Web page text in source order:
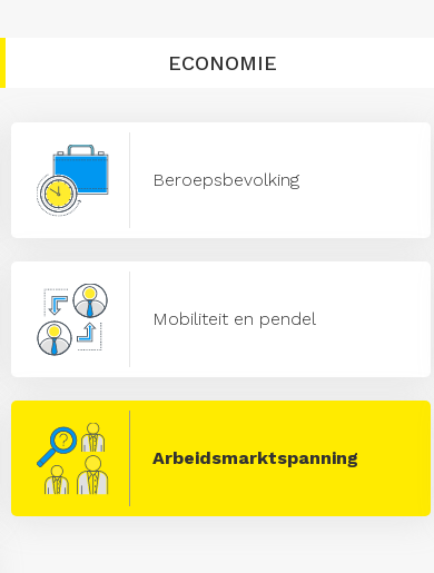
ECONOMIE
Beroepsbevolking
Mobiliteit en pendel
Arbeidsmarktspanning